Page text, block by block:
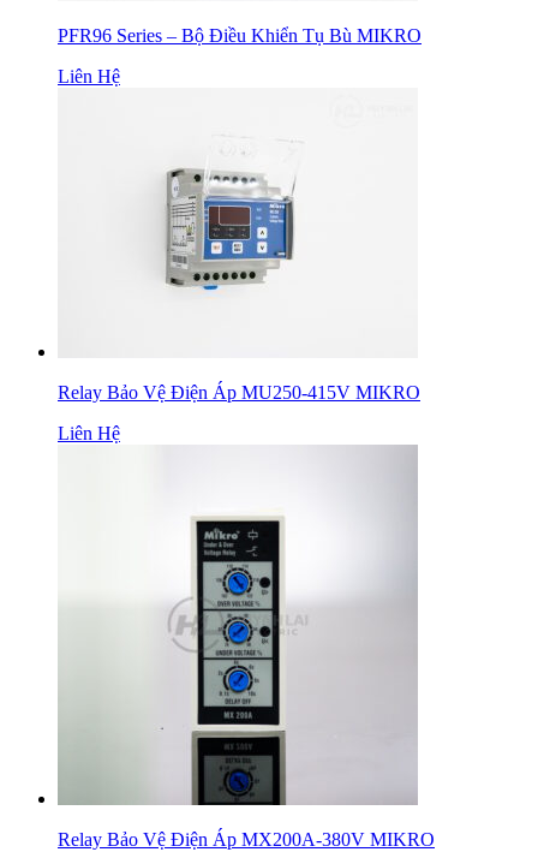
PFR96 Series – Bộ Điều Khiển Tụ Bù MIKRO
Liên Hệ
Relay Bảo Vệ Điện Áp MU250-415V MIKRO
Liên Hệ
Relay Bảo Vệ Điện Áp MX200A-380V MIKRO